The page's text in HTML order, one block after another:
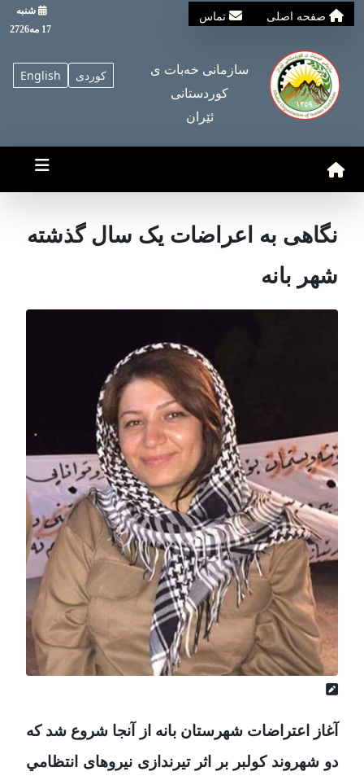
صفحه اصلی تماس
شنبه
17 مه2726
English کوردی
سازمانی خه‌بات ی
کوردستانی
ئێران
نگاهی بە اعراضات یک سال گذشته
شهر بانه
آغاز اعتراضات شهرستان بانه از آنجا شروع شد که
دو شهروند کولبر بر اثر تيرندازى نيروهاى انتظامي